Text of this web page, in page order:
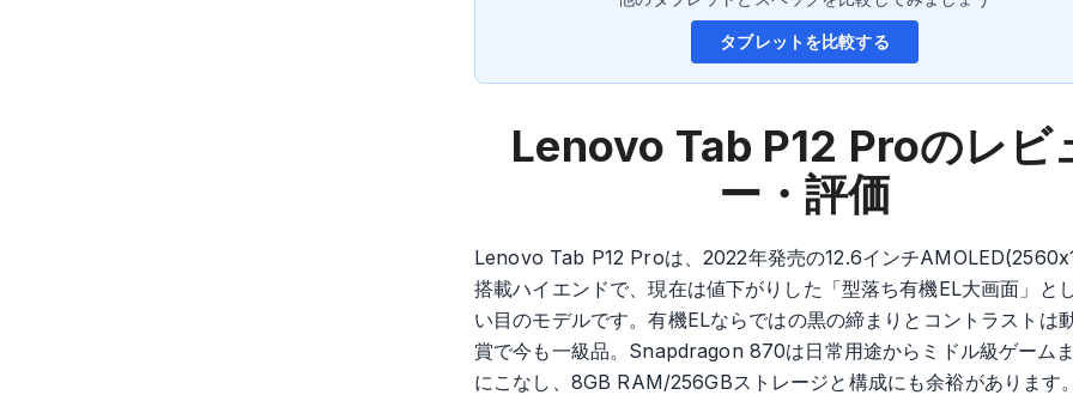
タブレットを比較する
Lenovo Tab P12 Proのレビ
ー・評価
Lenovo Tab P12 Proは、2022年発売の12.6インチ
搭載ハイエンドで、現在は値下がりした「型落ち有機EL大画面」と
い目のモデルです。有機ELならではの黒の締まりとコントラストは
賞で今も一級品。Snapdragon 870は日常用途からミドル級ゲーム
にこなし、8GB RAM/256GBストレージと構成にも余裕があります